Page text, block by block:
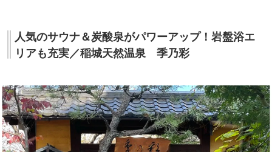
人気のサウナ＆炭酸泉がパワーアップ！岩盤浴エ
リアも充実／稲城天然温泉 季乃彩